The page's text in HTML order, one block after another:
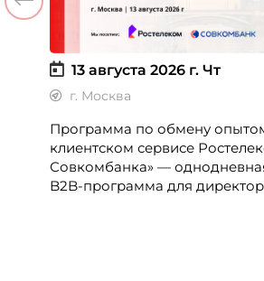
13 августа 2026 г. Чт
г. Москва
Программа по обмену
клиентском сервисе
Совкомбанка» —
B2B-программа для